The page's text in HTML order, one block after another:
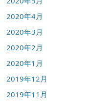
2020年4月
2020年3月
2020年2月
2020年1月
2019年12月
2019年11月